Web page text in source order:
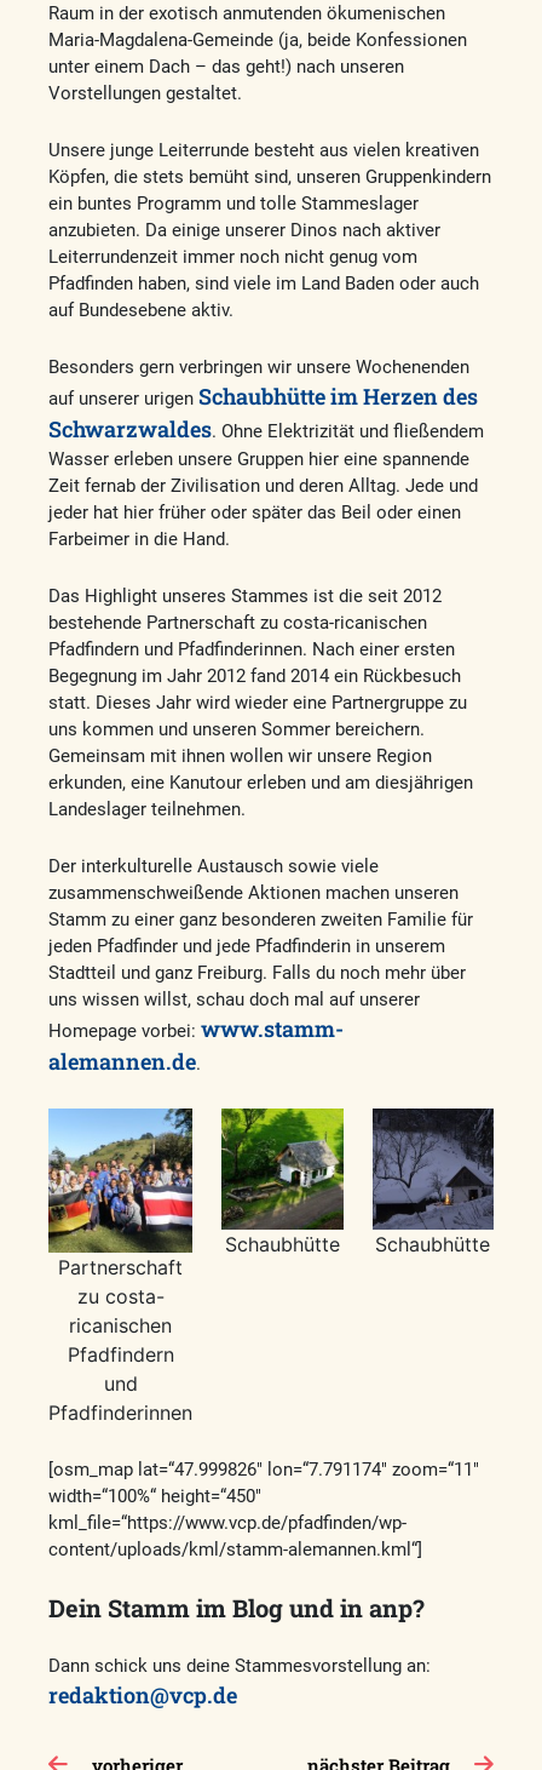
Raum in der exotisch anmutenden ökumenischen
Maria-Magdalena-Gemeinde (ja, beide Konfessionen
unter einem Dach – das geht!) nach unseren
Vorstellungen gestaltet.
Unsere junge Leiterrunde besteht aus vielen kreativen
Köpfen, die stets bemüht sind, unseren Gruppenkindern
ein buntes Programm und tolle Stammeslager
anzubieten. Da einige unserer Dinos nach aktiver
Leiterrundenzeit immer noch nicht genug vom
Pfadfinden haben, sind viele im Land Baden oder auch
auf Bundesebene aktiv.
Besonders gern verbringen wir unsere Wochenenden
auf unserer urigen Schaubhütte im Herzen des
Schwarzwaldes. Ohne Elektrizität und fließendem
Wasser erleben unsere Gruppen hier eine spannende
Zeit fernab der Zivilisation und deren Alltag. Jede und
jeder hat hier früher oder später das Beil oder einen
Farbeimer in die Hand.
Das Highlight unseres Stammes ist die seit 2012
bestehende Partnerschaft zu costa-ricanischen
Pfadfindern und Pfadfinderinnen. Nach einer ersten
Begegnung im Jahr 2012 fand 2014 ein Rückbesuch
statt. Dieses Jahr wird wieder eine Partnergruppe zu
uns kommen und unseren Sommer bereichern.
Gemeinsam mit ihnen wollen wir unsere Region
erkunden, eine Kanutour erleben und am diesjährigen
Landeslager teilnehmen.
Der interkulturelle Austausch sowie viele
zusammenschweißende Aktionen machen unseren
Stamm zu einer ganz besonderen zweiten Familie für
jeden Pfadfinder und jede Pfadfinderin in unserem
Stadtteil und ganz Freiburg. Falls du noch mehr über
uns wissen willst, schau doch mal auf unserer
Homepage vorbei: www.stamm-
alemannen.de.
Partnerschaft
zu costa-
ricanischen
Pfadfindern
und
Pfadfinderinnen
Schaubhütte Schaubhütte
[osm_map lat=“47.999826″ lon=“7.791174″ zoom=“11″
width=“100%“ height=“450″
kml_file=“https://www.vcp.de/pfadfinden/wp-
content/uploads/kml/stamm-alemannen.kml“]
Dein Stamm im Blog und in anp?
Dann schick uns deine Stammesvorstellung an:
redaktion@vcp.de
Beitragsnavigation
vorheriger nächster Beitrag